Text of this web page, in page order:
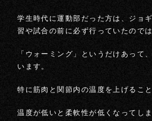
学生時代に運動部だった方は、ジョ
習や試合の前に必ず行っていたので
「ウォーミング」というだけあって
います。
特に筋肉と関節内の温度を上げるこ
温度が低いと柔軟性が低くなってし